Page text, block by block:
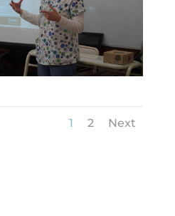
1 2 Next